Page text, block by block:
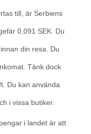
till, är Serbiens
0,091 SEK. Du
innan din resa. Du
Tänk dock
Du kan använda
i vissa butiker.
i landet är att